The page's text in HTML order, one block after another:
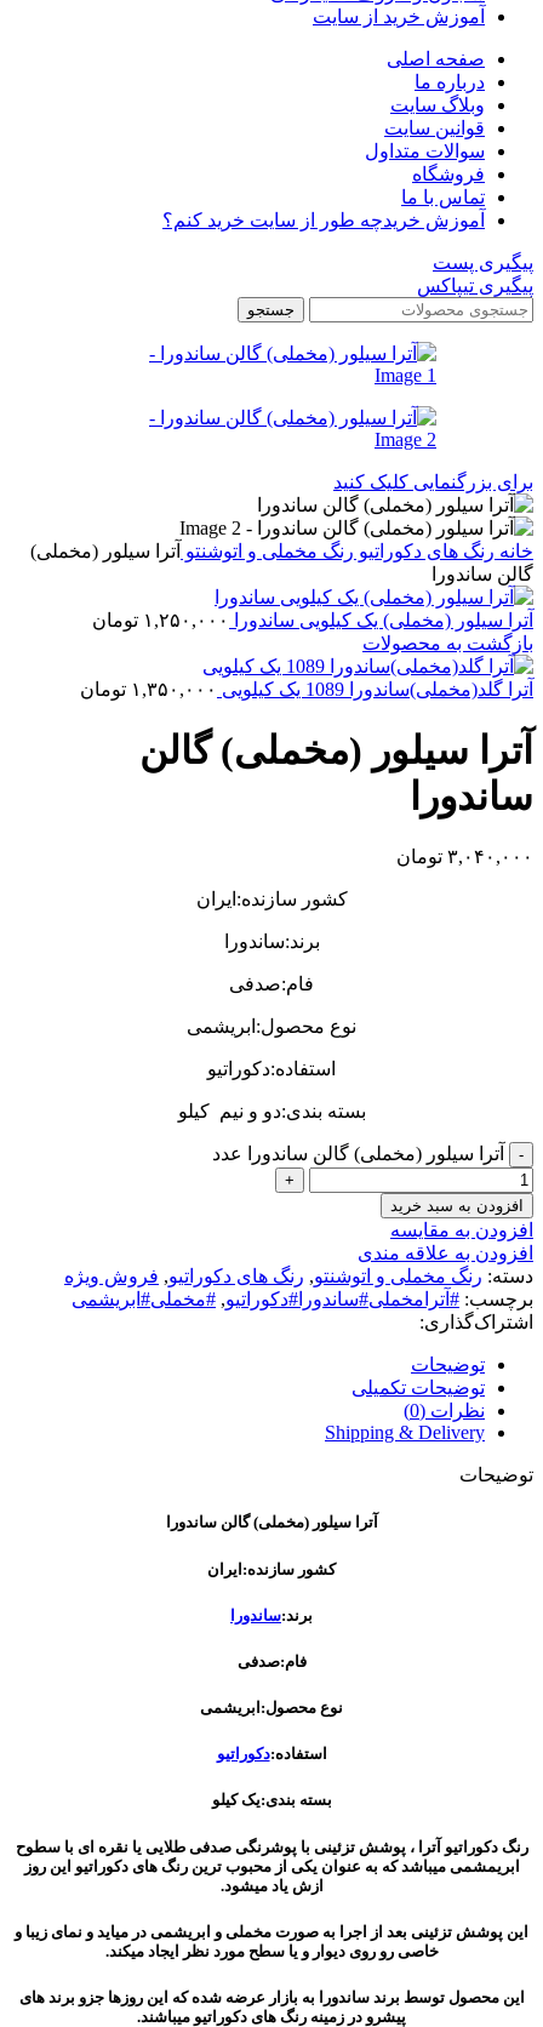
آموزش خرید از سایت
صفحه اصلی
درباره ما
وبلاگ سایت
قوانین سایت
سوالات متداول
فروشگاه
تماس با ما
آموزش خریدچه طور از سایت خرید کنم؟
پیگیری پست
پیگیری تیپاکس
جستجو
برای بزرگنمایی کلیک کنید
خانه رنگ های دکوراتیو رنگ مخملی و اتوشنتو آترا سیلور (مخملی)
گالن ساندورا
آترا سیلور (مخملی) یک کیلویی ساندورا ۱,۲۵۰,۰۰۰ تومان
بازگشت به محصولات
آترا گلد(مخملی)ساندورا 1089 یک کیلویی ۱,۳۵۰,۰۰۰ تومان
آترا سیلور (مخملی) گالن
ساندورا
۳,۰۴۰,۰۰۰ تومان
کشور سازنده:ایران
برند:ساندورا
فام:صدفی
نوع محصول:ابریشمی
استفاده:دکوراتیو
بسته بندی:دو و نیم کیلو
آترا سیلور (مخملی) گالن ساندورا عدد
افزودن به سبد خرید
افزودن به مقایسه
افزودن به علاقه مندی
دسته: رنگ مخملی و اتوشنتو, رنگ های دکوراتیو, فروش ویژه
برچسب: #آترامخملی#ساندورا#دکوراتیو, #مخملی#ابریشمی
اشتراک‌گذاری:
توضیحات
توضیحات تکمیلی
نظرات (0)
Shipping & Delivery
توضیحات
آترا سیلور (مخملی) گالن ساندورا
کشور سازنده:ایران
برند:ساندورا
فام:صدفی
نوع محصول:ابریشمی
استفاده:دکوراتیو
بسته بندی:یک کیلو
رنگ دکوراتیو آترا ، پوشش تزئینی با پوشرنگی صدفی طلایی یا نقره ای با سطوح
ابریمشمی میباشد که به عنوان یکی از محبوب ترین رنگ های دکوراتیو این روز
ازش یاد میشود.
این پوشش تزئینی بعد از اجرا به صورت مخملی و ابریشمی در میاید و نمای زیبا و
خاصی رو روی دیوار و یا سطح مورد نظر ایجاد میکند.
این محصول توسط برند ساندورا به بازار عرضه شده که این روزها جزو برند های
پیشرو در زمینه رنگ های دکوراتیو میباشند.